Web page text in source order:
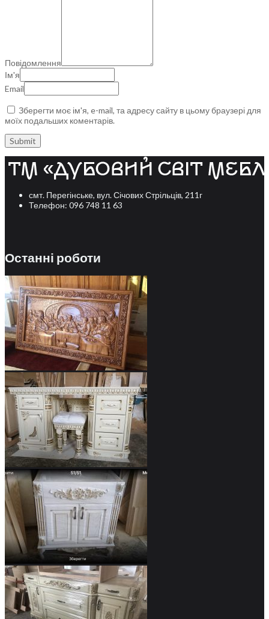
Повідомлення
Ім'я
Email
Зберегти моє ім'я, e-mail, та адресу сайту в цьому браузері для
моїх подальших коментарів.
смт. Перегінське, вул. Січових Стрільців, 211г
Телефон: 096 748 11 63
Останні роботи